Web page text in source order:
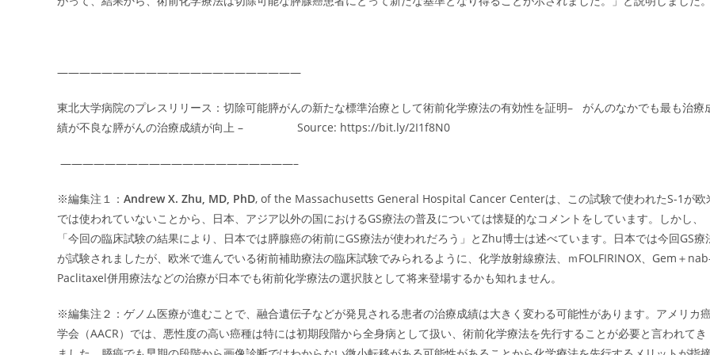
——————————————————————
東北大学病院のプレスリリース：切除可能膵がんの新たな標準治療として術前化学療法の有効性を証明– がんのなかでも最も治療
績が不良な膵がんの治療成績が向上 – Source: https://bit.ly/2I1f8N0
—————————————————————–
※編集注１： Andrew X. Zhu, MD, PhD, of the Massachusetts General Hospital Cancer Centerは、この試験で使われたS-1が欧
では使われていないことから、日本、アジア以外の国におけるGS療法の普及については懐疑的なコメントをしています。しかし、
「今回の臨床試験の結果により、日本では膵腺癌の術前にGS療法が使われだろう」とZhu博士は述べています。日本では今回GS療
が試験されましたが、欧米で進んでいる術前補助療法の臨床試験でみられるように、化学放射線療法、ｍFOLFIRINOX、Gem＋
Paclitaxel併用療法などの治療が日本でも術前化学療法の選択肢として将来登場するかも知れません。
※編集注２：ゲノム医療が進むことで、融合遺伝子などが発見される患者の治療成績は大きく変わる可能性があります。アメリカ癌
学会（AACR）では、悪性度の高い癌種は特には初期段階から全身病として扱い、術前化学療法を先行することが必要と言われてき